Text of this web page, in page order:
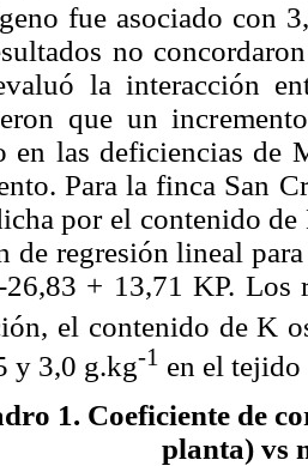
fue asociado con
no
la interacción
que un
en las deficiencias de
Para la finca San
por el contenido
de regresión lineal
+ 13,71 KP. Los
el contenido de K
y 3,0 g.kg-1 en el
1. Coeficiente de
planta) vs